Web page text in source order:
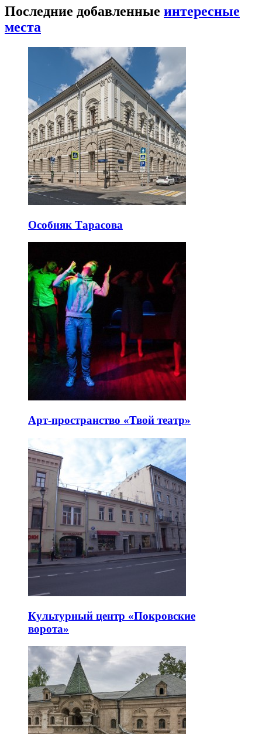
Последние добавленные интересные
места
Особняк Тарасова
Арт-пространство «Твой театр»
Культурный центр «Покровские
ворота»